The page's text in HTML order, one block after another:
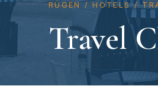
RÜGEN / HOTELS/
Travel